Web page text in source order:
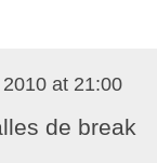
at 21:00
de break